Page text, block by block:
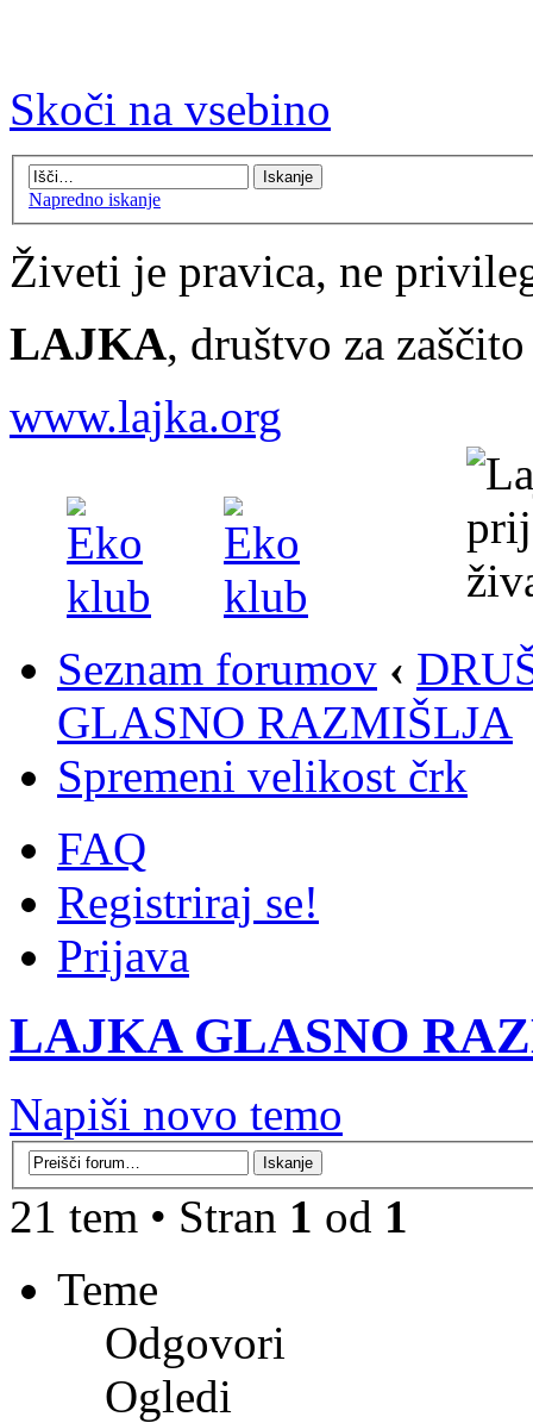
Skoči na vsebino
Napredno iskanje
Živeti je pravica, ne
LAJKA, društvo za
www.lajka.org
Seznam forumov ‹
GLASNO RAZMIŠLJA
Spremeni velikost črk
FAQ
Registriraj se!
Prijava
LAJKA GLASNO
Napiši novo temo
21 tem • Stran 1 od 1
Teme
Odgovori
Ogledi